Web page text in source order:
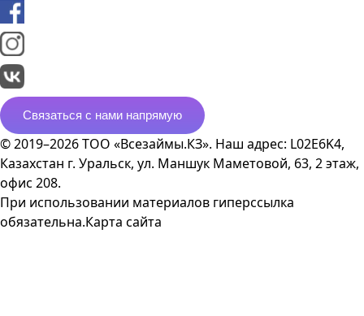
Связаться с нами напрямую
© 2019–2026 ТОО «Всезаймы.КЗ». Наш адрес: L02E6K4,
Казахстан г. Уральск, ул. Маншук Маметовой, 63, 2 этаж,
офис 208.
При использовании материалов гиперссылка
обязательна.Карта сайта